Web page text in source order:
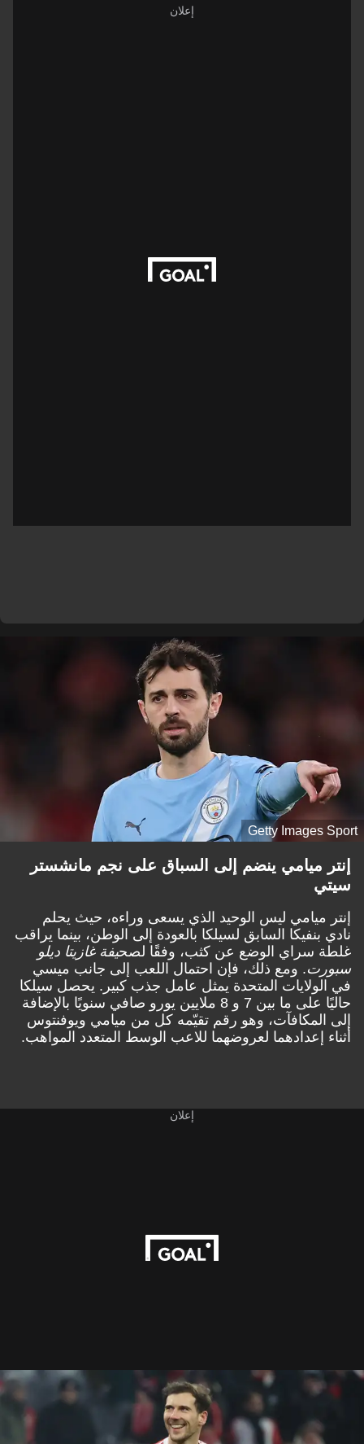
Getty Images Sport
إنتر ميامي ينضم إلى السباق على نجم مانشستر
سيتي
إنتر ميامي ليس الوحيد الذي يسعى وراءه، حيث يحلم
نادي بنفيكا السابق لسيلكا بالعودة إلى الوطن، بينما يراقب
غلطة سراي الوضع عن كثب، وفقًا لصحيفة غازيتا ديلو
سبورت. ومع ذلك، فإن احتمال اللعب إلى جانب ميسي
في الولايات المتحدة يمثل عامل جذب كبير. يحصل سيلكا
حاليًا على ما بين 7 و 8 ملايين يورو صافي سنويًا بالإضافة
إلى المكافآت، وهو رقم تقيّمه كل من ميامي ويوفنتوس
أثناء إعدادهما لعروضهما للاعب الوسط المتعدد المواهب.
إعلان